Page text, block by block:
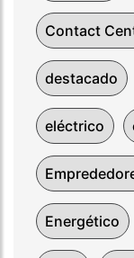
Contact
destacado
eléctrico
Energético